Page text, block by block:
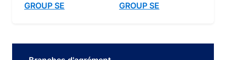
GROUP SE
GROUP SE